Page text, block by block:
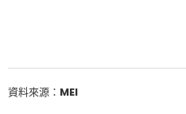
資料來源：MEI